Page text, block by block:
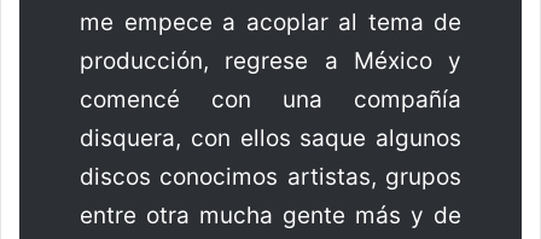
me empece a acoplar al tema de
producción, regrese a México y
comencé con una compañía
disquera, con ellos saque algunos
discos conocimos artistas, grupos
entre otra mucha gente más y de